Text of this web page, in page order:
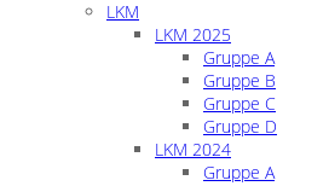
LKM
LKM 2025
Gruppe A
Gruppe B
Gruppe C
Gruppe D
LKM 2024
Gruppe A